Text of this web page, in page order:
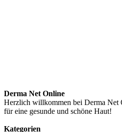
Derma Net Online
Herzlich willkommen bei Derma Net
für eine gesunde und schöne Haut!
Kategorien